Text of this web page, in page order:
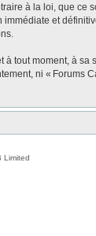
à la loi, que ce
et
tout moment, à
ni « Forums
Limited